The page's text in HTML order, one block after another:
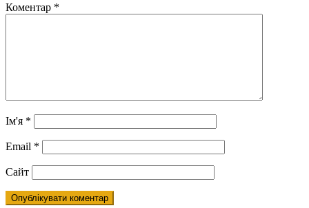
Коментар *
Ім'я *
Email *
Сайт